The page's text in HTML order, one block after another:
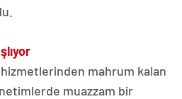
hizmetlerinden mahrum kalan
muazzam bir